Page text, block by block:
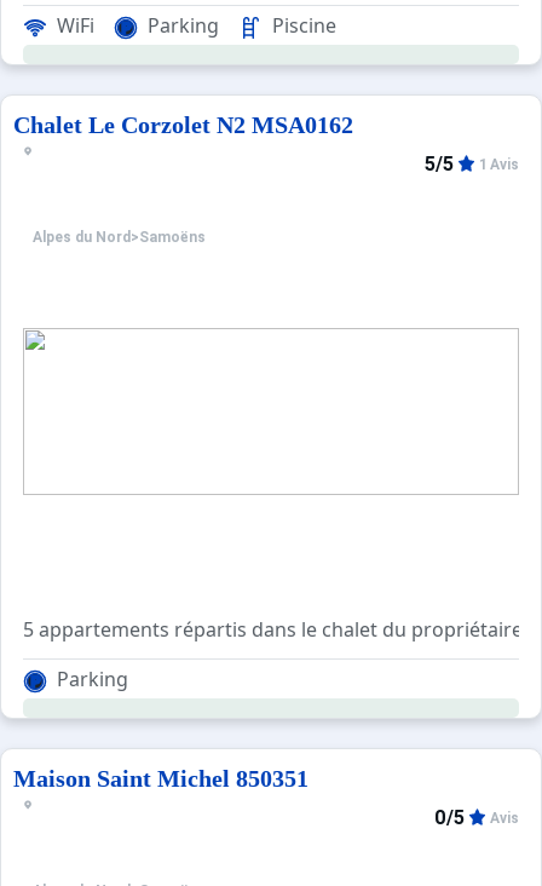
WiFi Parking Piscine
Chalet Le Corzolet N2 MSA0162
Alpes du Nord >Samoëns
5/5 1 Avis
5 appartements répartis dans le chalet du propriétaire,
Studio 3 personnes *** n°2. 31 (36 m² salles d'eau
Coin cuisine équipée avec réfrigérateur- compartiment
Parking
Maison Saint Michel 850351
0/5 Avis